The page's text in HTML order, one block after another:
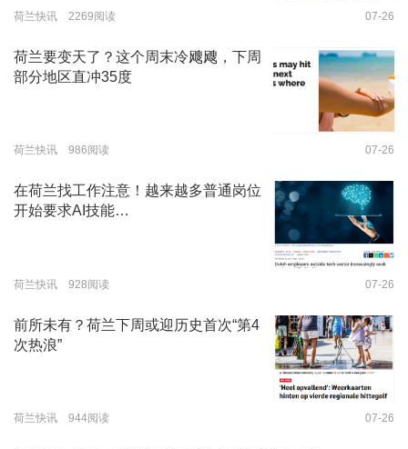
荷兰快讯 2269阅读 07-26
荷兰要变天了？这个周末冷飕飕，下周
部分地区直冲35度
荷兰快讯 986阅读 07-26
在荷兰找工作注意！越来越多普通岗位
开始要求AI技能…
荷兰快讯 928阅读 07-26
前所未有？荷兰下周或迎历史首次“第4
次热浪”
荷兰快讯 944阅读 07-26